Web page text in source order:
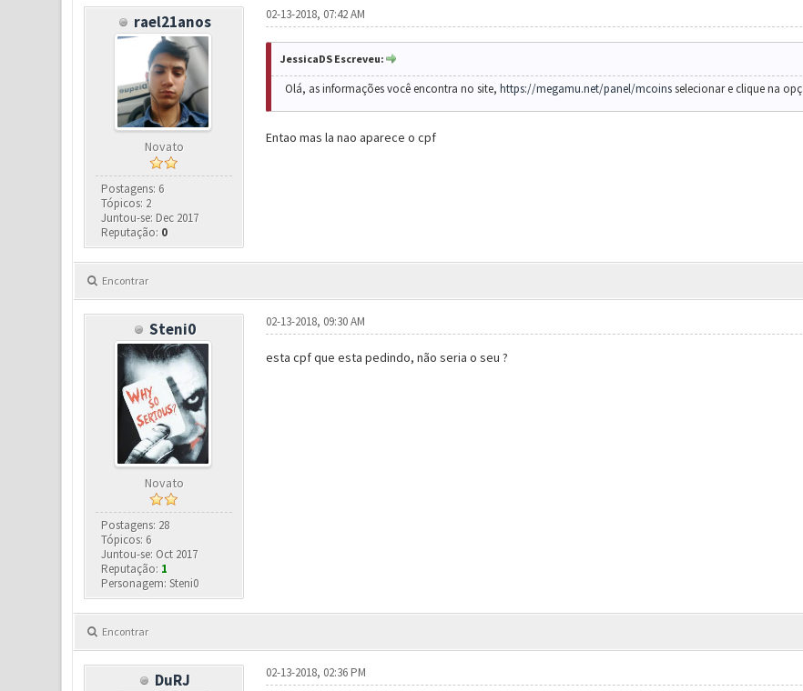
rael21anos
Novato
Postagens: 6
Tópicos: 2
Juntou-se: Dec 2017
Reputação: 0
02-13-2018, 07:42 AM
JessicaDS Escreveu:
Olá, as informações você encontra no site, https://megamu.net/panel/mcoinsselecionar e clique na
Entao mas la nao aparece o cpf
Encontrar
Steni0
Novato
Postagens: 28
Tópicos: 6
Juntou-se: Oct 2017
Reputação: 1
Personagem: Steni0
02-13-2018, 09:30 AM
esta cpf que esta pedindo, não seria o seu ?
Encontrar
DuRJ 02-13-2018, 02:36 PM